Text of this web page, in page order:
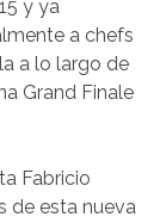
y ya
a chefs
a lo largo de
Grand Finale
Fabricio
de esta nueva